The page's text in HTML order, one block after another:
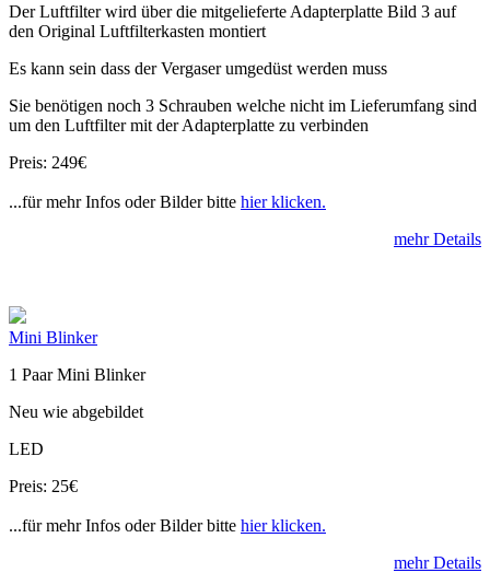
Der Luftfilter wird über die mitgelieferte Adapterplatte Bild 3 auf
den Original Luftfilterkasten montiert
Es kann sein dass der Vergaser umgedüst werden muss
Sie benötigen noch 3 Schrauben welche nicht im Lieferumfang sind
um den Luftfilter mit der Adapterplatte zu verbinden
Preis: 249€
...für mehr Infos oder Bilder bitte hier klicken.
mehr Details
Mini Blinker
1 Paar Mini Blinker
Neu wie abgebildet
LED
Preis: 25€
...für mehr Infos oder Bilder bitte hier klicken.
mehr Details